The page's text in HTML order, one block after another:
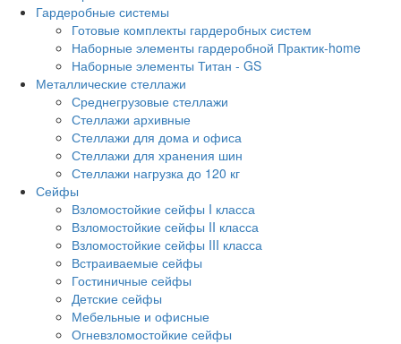
Гардеробные системы
Готовые комплекты гардеробных систем
Наборные элементы гардеробной Практик-home
Наборные элементы Титан - GS
Металлические стеллажи
Среднегрузовые стеллажи
Стеллажи архивные
Стеллажи для дома и офиса
Стеллажи для хранения шин
Стеллажи нагрузка до 120 кг
Сейфы
Взломостойкие сейфы I класса
Взломостойкие сейфы II класса
Взломостойкие сейфы III класса
Встраиваемые сейфы
Гостиничные сейфы
Детские сейфы
Мебельные и офисные
Огневзломостойкие сейфы